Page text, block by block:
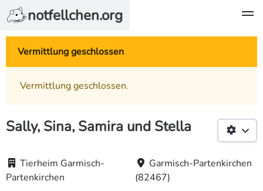
notfellchen.org
Vermittlung geschlossen
Vermittlung geschlossen.
Sally, Sina, Samira und Stella
Tierheim Garmisch-
Partenkirchen
Garmisch-Partenkirchen
(82467)